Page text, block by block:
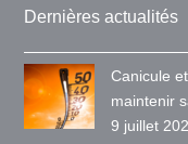
Dernières actualités
Canicule
maintenir
9 juillet